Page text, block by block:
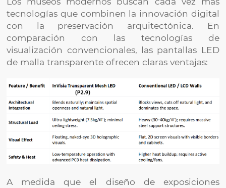
tecnologías que combinen la innovación digital
con la preservación arquitectónica. En
comparación con las tecnologías de
visualización convencionales, las pantallas LED
de malla transparente ofrecen claras ventajas:
A medida que el diseño de exposiciones